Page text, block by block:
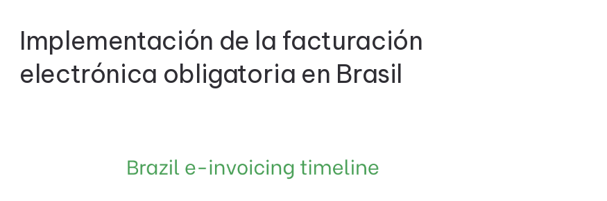
Implementación de la facturación
electrónica obligatoria en Brasil